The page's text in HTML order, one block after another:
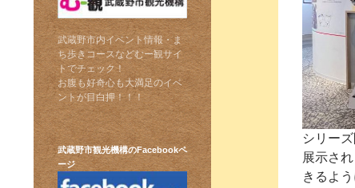
シリー
展示さ
きるよ
武蔵野市内イベント情報・ま
ち歩きコースなどむー観サイ
トでチェック！
お腹も好奇心も大満足のイベ
ントが目白押！！！
武蔵野市観光機構のFacebookペ
ージ